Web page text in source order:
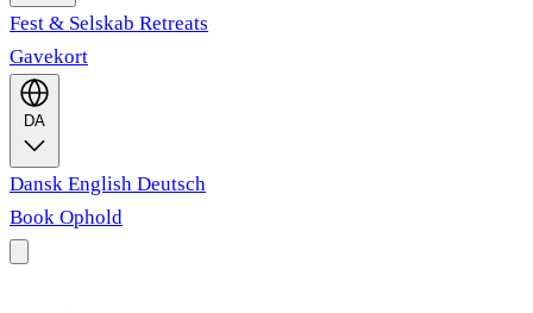
Fest & Selskab Retreats
Gavekort
DA
Dansk English Deutsch
Book Ophold